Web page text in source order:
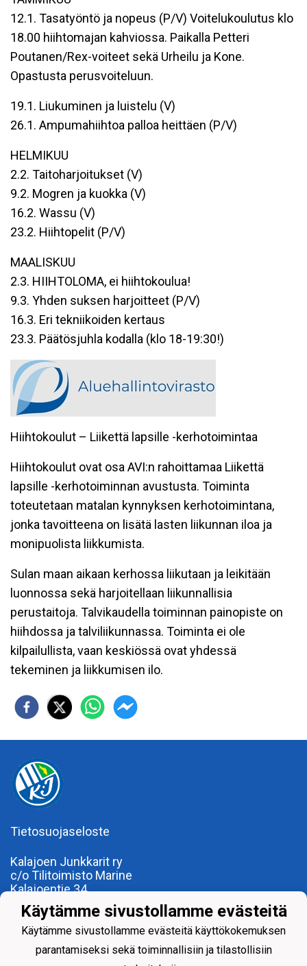
12.1. Tasatyöntö ja nopeus (P/V) Voitelukoulutus klo
18.00 hiihtomajan kahviossa. Paikalla Petteri
Poutanen/Rex-voiteet sekä Urheilu ja Kone.
Opastusta perusvoiteluun.
19.1. Liukuminen ja luistelu (V)
26.1. Ampumahiihtoa palloa heittäen (P/V)
HELMIKUU
2.2. Taitoharjoitukset (V)
9.2. Mogren ja kuokka (V)
16.2. Wassu (V)
23.2. Hiihtopelit (P/V)
MAALISKUU
2.3. HIIHTOLOMA, ei hiihtokoulua!
9.3. Yhden suksen harjoitteet (P/V)
16.3. Eri tekniikoiden kertaus
23.3. Päätösjuhla kodalla (klo 18-19:30!)
Hiihtokoulut – Liikettä lapsille -kerhotoimintaa
Hiihtokoulut ovat osa AVI:n rahoittamaa Liikettä
lapsille -kerhotoiminnan avustusta. Toiminta
toteutetaan matalan kynnyksen kerhotoimintana,
jonka tavoitteena on lisätä lasten liikunnan iloa ja
monipuolista liikkumista.
Sulan maan aikaan kerhossa liikutaan ja leikitään
luonnossa sekä harjoitellaan liikunnallisia
perustaitoja. Talvikaudella toiminnan painopiste on
hiihdossa ja talviliikunnassa. Toiminta ei ole
kilpailullista, vaan keskiössä ovat yhdessä
tekeminen ja liikkumisen ilo.
Tietosuojaseloste
Kalajoen Junkkarit ry
c/o Tilitoimisto Marine
Kalajoentie 34
85100 Kalajoki
Y-tunnus 0185922-0
Yhdistysrekisterinumero 120.904
Käytämme sivustollamme evästeitä
Käytämme sivustollamme evästeitä käyttökokemuksen
parantamiseksi sekä toiminnallisiin ja tilastollisiin